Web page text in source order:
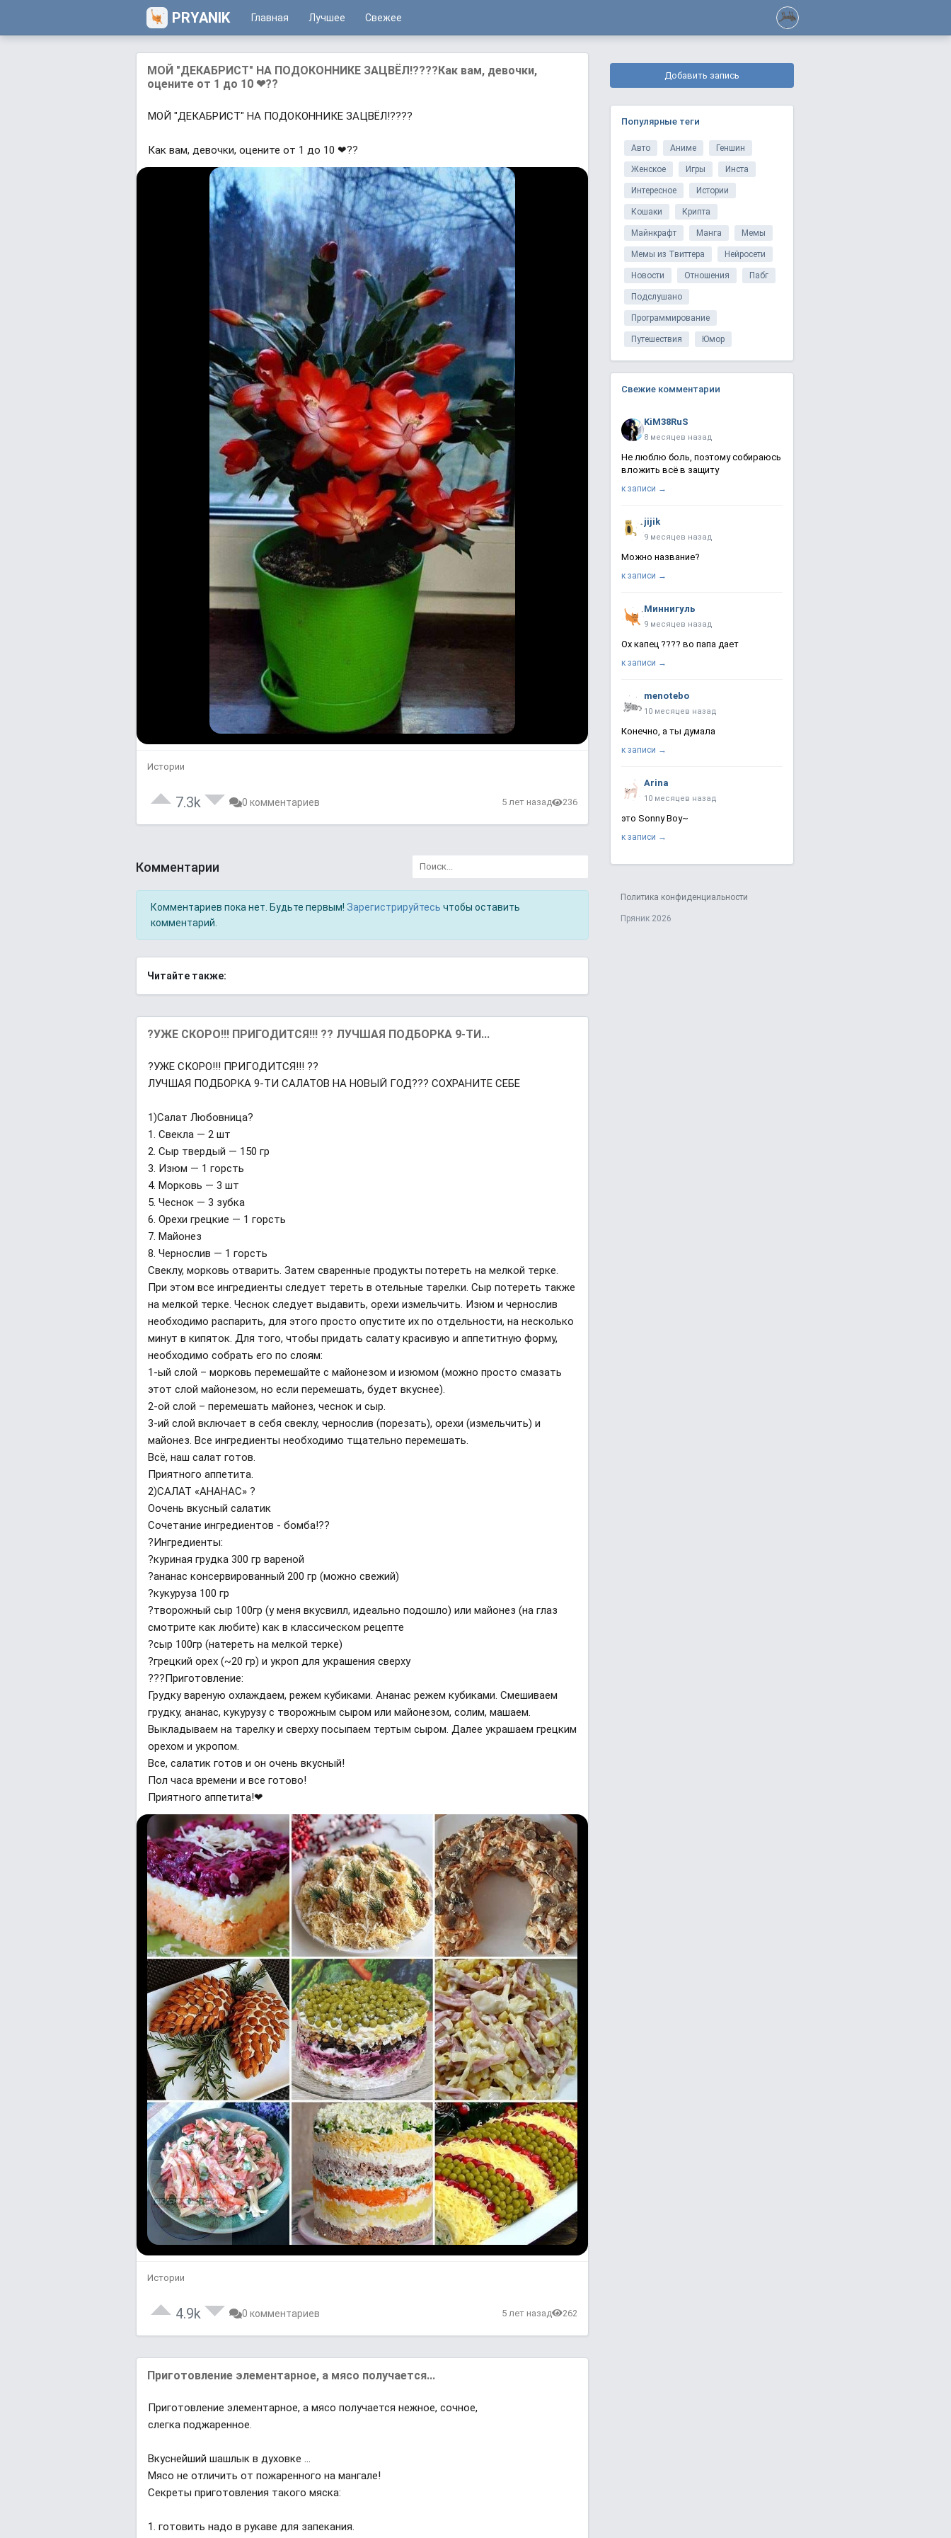
PRYANIK Главная Лучшее Свежее
МОЙ "ДЕКАБРИСТ" НА ПОДОКОННИКЕ ЗАЦВЁЛ!????Как вам, девочки,
оцените от 1 до 10 ❤??
МОЙ "ДЕКАБРИСТ" НА ПОДОКОННИКЕ ЗАЦВЁЛ!????
Как вам, девочки, оцените от 1 до 10 ❤??
Истории
7.3k 0 комментариев 5 лет назад 236
Комментарии
Комментариев пока нет. Будьте первым! Зарегистрируйтесь чтобы оставить
комментарий.
Читайте также:
?УЖЕ СКОРО!!! ПРИГОДИТСЯ!!! ?? ЛУЧШАЯ ПОДБОРКА 9-ТИ...
?УЖЕ СКОРО!!! ПРИГОДИТСЯ!!! ??
ЛУЧШАЯ ПОДБОРКА 9-ТИ САЛАТОВ НА НОВЫЙ ГОД??? СОХРАНИТЕ СЕБЕ
1)Салат Любовница?
1. Свекла — 2 шт
2. Сыр твердый — 150 гр
3. Изюм — 1 горсть
4. Морковь — 3 шт
5. Чеснок — 3 зубка
6. Орехи грецкие — 1 горсть
7. Майонез
8. Чернослив — 1 горсть
Свеклу, морковь отварить. Затем сваренные продукты потереть на мелкой терке.
При этом все ингредиенты следует тереть в отельные тарелки. Сыр потереть также
на мелкой терке. Чеснок следует выдавить, орехи измельчить. Изюм и чернослив
необходимо распарить, для этого просто опустите их по отдельности, на несколько
минут в кипяток. Для того, чтобы придать салату красивую и аппетитную форму,
необходимо собрать его по слоям:
1-ый слой – морковь перемешайте с майонезом и изюмом (можно просто смазать
этот слой майонезом, но если перемешать, будет вкуснее).
2-ой слой – перемешать майонез, чеснок и сыр.
3-ий слой включает в себя свеклу, чернослив (порезать), орехи (измельчить) и
майонез. Все ингредиенты необходимо тщательно перемешать.
Всё, наш салат готов.
Приятного аппетита.
2)САЛАТ «АНАНАС» ?
Оочень вкусный салатик
Сочетание ингредиентов - бомба!??
?Ингредиенты:
?куриная грудка 300 гр вареной
?ананас консервированный 200 гр (можно свежий)
?кукуруза 100 гр
?творожный сыр 100гр (у меня вкусвилл, идеально подошло) или майонез (на глаз
смотрите как любите) как в классическом рецепте
?сыр 100гр (натереть на мелкой терке)
?грецкий орех (~20 гр) и укроп для украшения сверху
??‍?Приготовление:
Грудку вареную охлаждаем, режем кубиками. Ананас режем кубиками. Смешиваем
грудку, ананас, кукурузу с творожным сыром или майонезом, солим, машаем.
Выкладываем на тарелку и сверху посыпаем тертым сыром. Далее украшаем грецким
орехом и укропом.
Все, салатик готов и он очень вкусный!
Пол часа времени и все готово!
Приятного аппетита!❤
Истории
4.9k 0 комментариев 5 лет назад 262
Приготовление элементарное, а мясо получается...
Приготовление элементарное, а мясо получается нежное, сочное,
слегка поджаренное.
Вкуснейший шашлык в духовке ...
Мясо не отличить от пожаренного на мангале!
Секреты приготовления такого мяска:
1. готовить надо в рукаве для запекания.
Добавить запись
Популярные теги
Авто Аниме Геншин
Женское Игры Инста
Интересное Истории
Кошаки Крипта
Майнкрафт Манга Мемы
Мемы из Твиттера Нейросети
Новости Отношения Пабг
Подслушано
Программирование
Путешествия Юмор
Свежие комментарии
KiM38RuS
8 месяцев назад
Не люблю боль, поэтому собираюсь
вложить всё в защиту
к записи →
jijik
9 месяцев назад
Можно название?
к записи →
Миннигуль
9 месяцев назад
Ох капец ???? во папа дает
к записи →
menotebo
10 месяцев назад
Конечно, а ты думала
к записи →
Arina
10 месяцев назад
это Sonny Boy~
к записи →
Политика конфиденциальности
Пряник 2026